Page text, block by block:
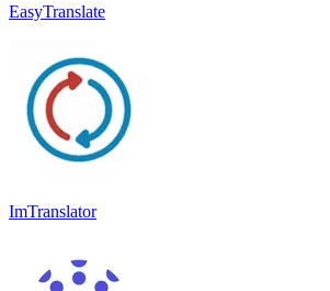
EasyTranslate
ImTranslator